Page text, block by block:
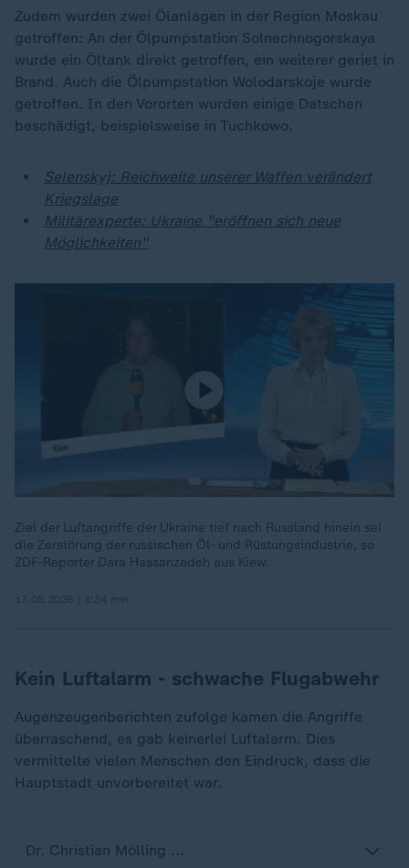
Zudem wurden zwei Ölanlagen in der Region Moskau
getroffen: An der Ölpumpstation Solnechnogorskaya
wurde ein Öltank direkt getroffen, ein weiterer geriet in
Brand. Auch die Ölpumpstation Wolodarskoje wurde
getroffen. In den Vororten wurden einige Datschen
beschädigt, beispielsweise in Tuchkowo.
Selenskyj: Reichweite unserer Waffen verändert
Kriegslage
Militärexperte: Ukraine "eröffnen sich neue
Möglichkeiten"
Ziel der Luftangriffe der Ukraine tief nach Russland hinein sei
die Zerstörung der russischen Öl- und Rüstungsindustrie, so
ZDF-Reporter Dara Hassanzadeh aus Kiew.
Kein Luftalarm - schwache Flugabwehr
Augenzeugenberichten zufolge kamen die Angriffe
überraschend, es gab keinerlei Luftalarm. Dies
vermittelte vielen Menschen den Eindruck, dass die
Hauptstadt unvorbereitet war.
Dr. Christian Mölling ...